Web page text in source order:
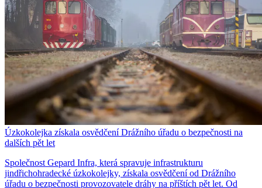
Úzkokolejka získala osvědčení Drážního úřadu o bezpečnosti na
dalších pět let
Společnost Gepard Infra, která spravuje infrastrukturu
jindřichohradecké úzkokolejky, získala osvědčení od Drážního
úřadu o bezpečnosti provozovatele dráhy na příštích pět let. Od